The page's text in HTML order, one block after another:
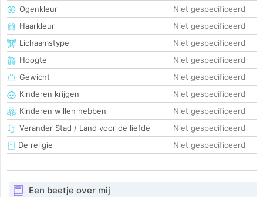
Ogenkleur
Niet gespecificeerd
Haarkleur
Niet gespecificeerd
Lichaamstype
Niet gespecificeerd
Hoogte
Niet gespecificeerd
Gewicht
Niet gespecificeerd
Kinderen krijgen
Niet gespecificeerd
Kinderen willen hebben
Niet gespecificeerd
Verander Stad / Land voor de liefde
Niet gespecificeerd
De religie
Niet gespecificeerd
Een beetje over mij